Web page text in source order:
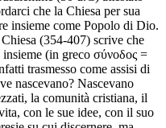
che la Chiesa per sua
insieme come Popolo di Dio.
(354-407) scrive che
(in greco σύνoδος =
trasmesso come assisi di
nascevano? Nascevano
la comunità cristiana, il
con le sue idee, con il suo